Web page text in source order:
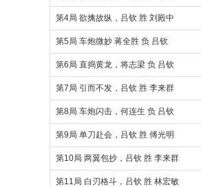
第4局 欲擒故纵，吕钦 胜 刘殿中
第5局 车炮微妙 蒋全胜 负 吕钦
第6局 直捣黄龙，将志梁 负 吕钦
第7局 引而不发，吕钦 胜 李来群
第8局 车炮闪击，何连生 负 吕钦
第9局 单刀赴会，吕钦 胜 傅光明
第10局 两翼包抄，吕钦 胜 李来群
第11局 白刃格斗，吕钦 胜 林宏敏